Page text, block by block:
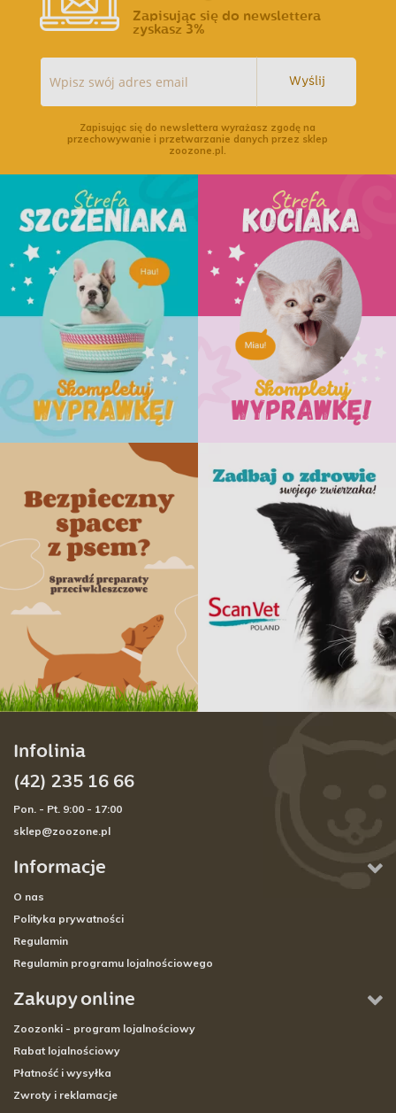
Zapisując się do newslettera
zyskasz 3%
Wyślij
Zapisując się do newslettera wyrażasz zgodę na
przechowywanie i przetwarzanie danych przez sklep
zoozone.pl.
Informacje
O nas
Polityka prywatności
Regulamin
Regulamin programu lojalnościowego
Zakupy online
Zoozonki - program lojalnościowy
Rabat lojalnościowy
Płatność i wysyłka
Zwroty i reklamacje
Infolinia
(42) 235 16 66
Pon. - Pt. 9:00 - 17:00
sklep@zoozone.pl